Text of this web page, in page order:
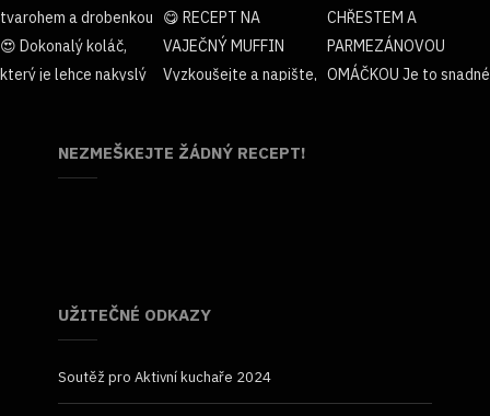
NEZMEŠKEJTE ŽÁDNÝ RECEPT!
UŽITEČNÉ ODKAZY
Soutěž pro Aktivní kuchaře 2024